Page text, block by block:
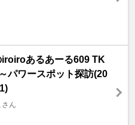
iroiroあるあーる609 TK
パワースポット探訪(20
さん